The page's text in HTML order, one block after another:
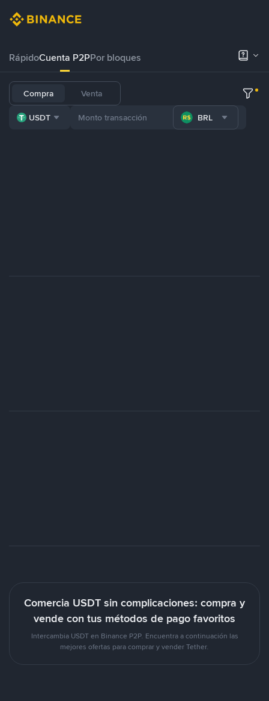
RápidoCuenta P2PPor bloques
Compra Venta
USDT BRL
Comercia USDT sin complicaciones: compra y
vende con tus métodos de pago favoritos
Intercambia USDT en Binance P2P. Encuentra a continuación las
mejores ofertas para comprar y vender Tether.